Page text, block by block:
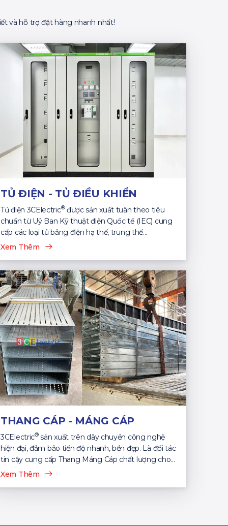
và hỗ trợ đặt hàng nhanh nhất!
TỦ ĐIỆN - TỦ ĐIỀU KHIỂN
Tủ điện 3CElectric®được sản xuất tuân theo tiêu
chuẩn từ Uỷ Ban Kỹ thuật điện Quốc tế (IEC) cung
cấp các loại tủ bảng điện hạ thế, trung thế...
Xem Thêm
THANG CÁP - MÁNG CÁP
3CElectric®sản xuất trên dây chuyền công nghệ
hiện đại, đảm bảo tiến độ nhanh, bền đẹp. Là đối tác
tin cậy cung cấp Thang Máng Cáp chất lượng cho
nhiều dự án...
Xem Thêm